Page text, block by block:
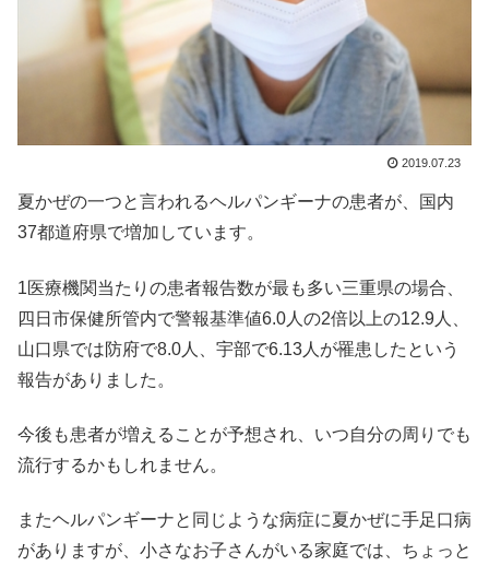
2019.07.23
夏かぜの一つと言われるヘルパンギーナの患者が、国内
37都道府県で増加しています。
1医療機関当たりの患者報告数が最も多い三重県の場合、
四日市保健所管内で警報基準値6.0人の2倍以上の12.9人、
山口県では防府で8.0人、宇部で6.13人が罹患したという
報告がありました。
今後も患者が増えることが予想され、いつ自分の周りでも
流行するかもしれません。
またヘルパンギーナと同じような病症に夏かぜに手足口病
がありますが、小さなお子さんがいる家庭では、ちょっと